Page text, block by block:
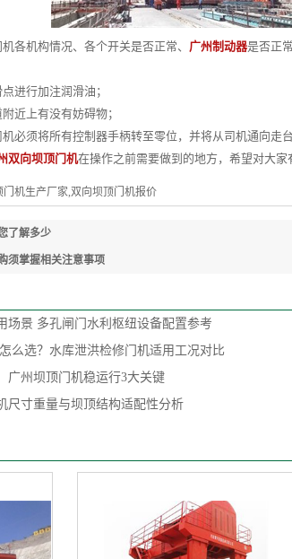
机构情况、各个开关是否正常、 广州制动器是否正
行加注润滑油；
上有没有妨碍物；
须将所有控制器手柄转至零位，并将从司机通向走台
双向坝顶门机在操作之前需要做到的地方，希望对大家
机生产厂家,双向坝顶门机报价
了解多少
须掌握相关注意事项
场景 多孔闸门水利枢纽设备配置参考
么选？水库泄洪检修门机适用工况对比
广州坝顶门机稳运行3大关键
尺寸重量与坝顶结构适配性分析